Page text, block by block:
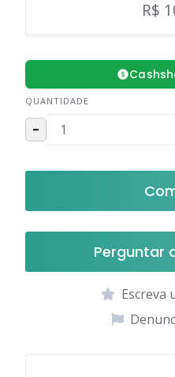
R$
QUANTIDADE
-
Perguntar
Escreva